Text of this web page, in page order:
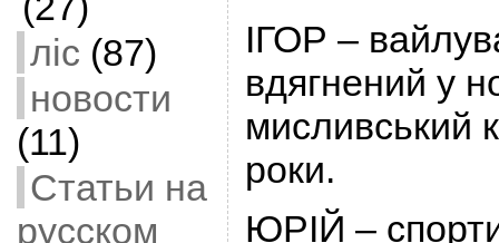
ліс (87)
новости
(11)
Статьи на
русском
ІГОР –
вдягнений у
мисливський
роки.
ЮРІЙ –